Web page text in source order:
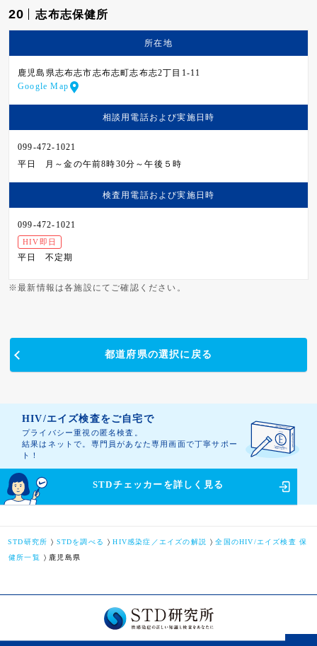
20 志布志保健所
所在地
鹿児島県志布志市志布志町志布志2丁目1-11
Google Map
相談用電話および実施日時
099-472-1021
平日
月～金の午前8時30分～午後５時
検査用電話および実施日時
099-472-1021
HIV即日
平日 不定期
※最新情報は各施設にてご確認ください。
都道府県の選択に戻る
HIV/エイズ検査をご自宅で
プライバシー重視の匿名検査。
結果はネットで。専門員があなた専用画面で丁寧サポー
ト！
STDチェッカーを詳しく見る
STD研究所 STDを調べる HIV感染症／エイズの解説
全国のHIV/エイズ検査 保
健所一覧
鹿児島県